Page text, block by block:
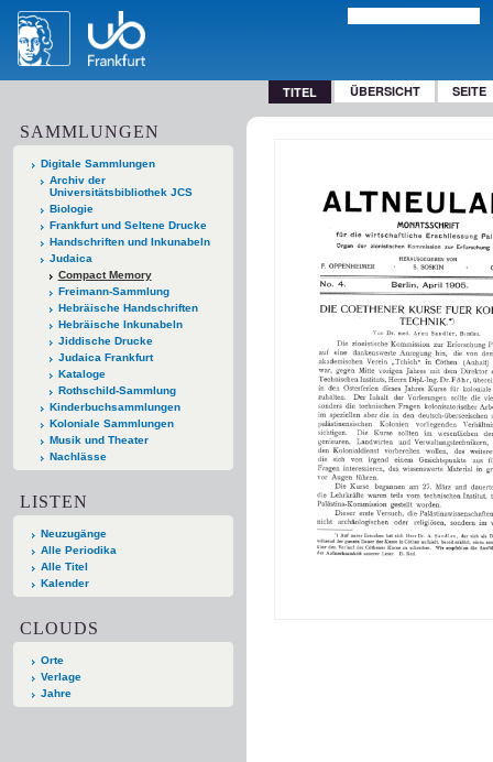
TITEL ÜBERSICHT SEITE
SAMMLUNGEN
Digitale Sammlungen
Archiv der
Universitätsbibliothek JCS
Biologie
Frankfurt und Seltene Drucke
Handschriften und Inkunabeln
Judaica
Compact Memory
Freimann-Sammlung
Hebräische Handschriften
Hebräische Inkunabeln
Jiddische Drucke
Judaica Frankfurt
Kataloge
Rothschild-Sammlung
Kinderbuchsammlungen
Koloniale Sammlungen
Musik und Theater
Nachlässe
LISTEN
Neuzugänge
Alle Periodika
Alle Titel
Kalender
CLOUDS
Orte
Verlage
Jahre